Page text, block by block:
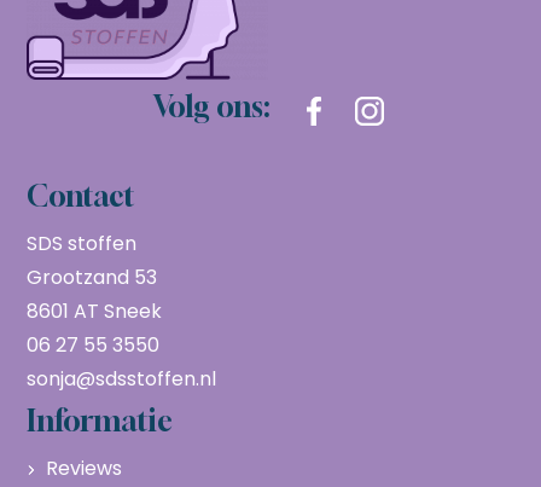
Volg ons:
Contact
SDS stoffen
Grootzand 53
8601 AT Sneek
06 27 55 3550
sonja@sdsstoffen.nl
Informatie
Reviews